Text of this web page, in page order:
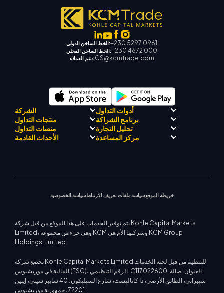
الخط الساخن الدولي:+230 5297 0961
الخط الساخن المحلي:+230 4672 000
دعم العملاء:CS@kcmtrade.com
الشركة
الامتثال التنظيمي
حول كي سي إم تريد
فريق كي سي إم تريد دريفت
أدوات التداول
مرشد KCM للتجارة بالذكاء
الاصطناعي
مركز KCM للإشارات التجارية
منتجات التداول
الفوركس
معادن ثمينة
برنامج الشراكة
برنامج التعريف بالوسيط
منصات التداول تحليل التجارة
فريق محلل السوق
الأحداث القادمة مركز المساعدة
سياسة الخصوصية سياسة ملفات تعريف الارتباط خريطة الموقع
يتم توفير الخدمات على هذا الموقع من قبل شركة Kohle Capital Markets
Limited، وهي جزء من مجموعة KCM وشركتها الأم هي KCM Group
Holdings Limited.
تخضع شركة Kohle Capital Markets Limited للتنظيم من قبل لجنة الخدمات
المالية في موريشيوس (FSC)، الرقم التنظيمي: C117022600. العنوان: صالة
سيبراتي، الطابق الأرضي، ذا كاتاليست، شارع السيليكون، 40 سايبر سيتي، إيبين